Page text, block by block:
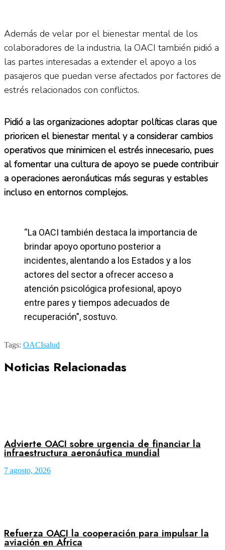
Además de velar por el bienestar mental de los
colaboradores de la industria, la OACI también pidió a
las partes interesadas a extender el apoyo a los
pasajeros que puedan verse afectados por factores de
estrés relacionados con conflictos.
Pidió a las organizaciones adoptar políticas claras que
prioricen el bienestar mental y a considerar cambios
operativos que minimicen el estrés innecesario, pues
al fomentar una cultura de apoyo se puede contribuir
a operaciones aeronáuticas más seguras y estables
incluso en entornos complejos.
“La OACI también destaca la importancia de
brindar apoyo oportuno posterior a
incidentes, alentando a los Estados y a los
actores del sector a ofrecer acceso a
atención psicológica profesional, apoyo
entre pares y tiempos adecuados de
recuperación”, sostuvo.
Tags: OACIsalud
Noticias Relacionadas
Advierte OACI sobre urgencia de financiar la
infraestructura aeronáutica mundial
7 agosto, 2026
Refuerza OACI la cooperación para impulsar la
aviación en África